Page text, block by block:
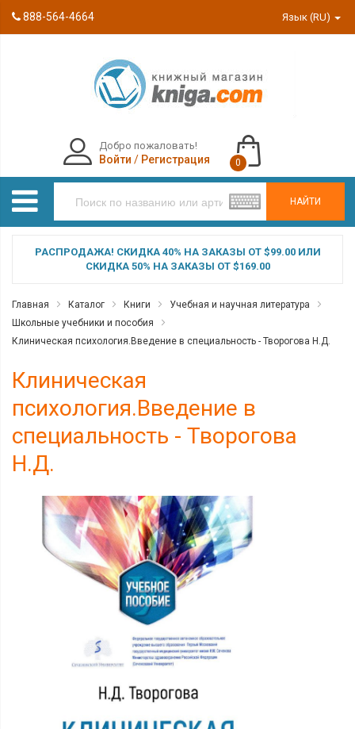
888-564-4664 Язык (RU)
НАЙТИ
Добро пожаловать!
Войти / Регистрация 0
РАСПРОДАЖА! СКИДКА 40% НА ЗАКАЗЫ ОТ $99.00 ИЛИ
СКИДКА 50% НА ЗАКАЗЫ ОТ $169.00
Главная Каталог Книги
Учебная и научная литература
Школьные учебники и пособия
Клиническая психология.Введение в специальность - Творогова Н.Д.
Клиническая
психология.Введение в
специальность - Творогова
Н.Д.